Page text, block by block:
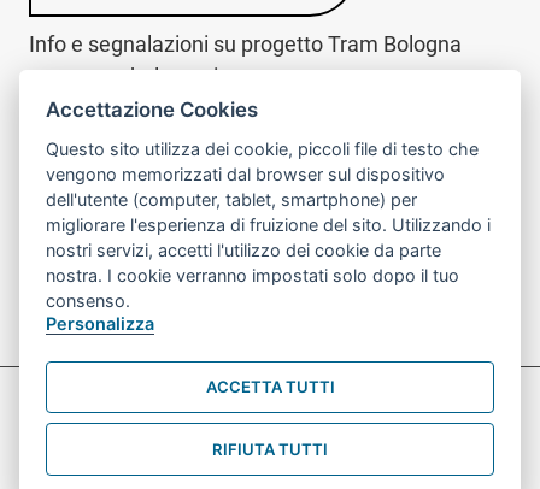
Info e segnalazioni su progetto Tram Bologna
www.trambologna.it
trova infopoint sulla mappa interattiva
Trova l'infopoint
più vicino
telefona al call center
Chiama il call
center
800078611
Contatto cantiere per emergenze nei giorni festivi
o nelle ore notturne:366 65 36 063
Preferenze Cookie prova
Informativa sul trattamento dei dati personali
Accettazione Cookies
Questo sito utilizza dei cookie, piccoli file di testo che
vengono memorizzati dal browser sul dispositivo
dell'utente (computer, tablet, smartphone) per
migliorare l'esperienza di fruizione del sito. Utilizzando i
nostri servizi, accetti l'utilizzo dei cookie da parte
nostra. I cookie verranno impostati solo dopo il tuo
consenso.
Personalizza
ACCETTA TUTTI
RIFIUTA TUTTI